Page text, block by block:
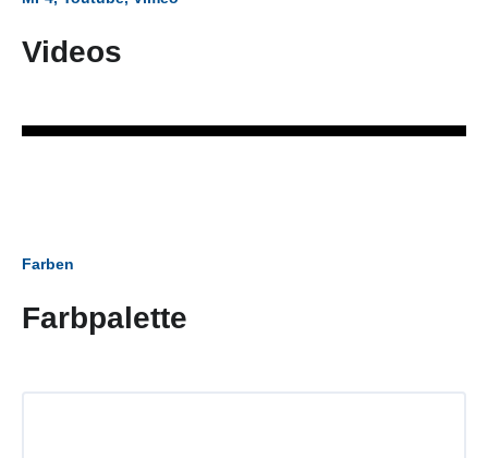
Videos
Farben
Farbpalette